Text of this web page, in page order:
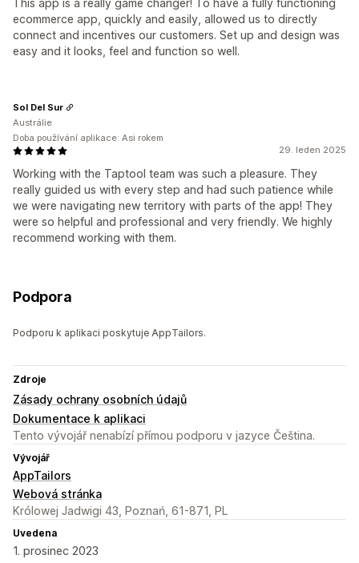
This app is a really game changer! To have a fully functioning
ecommerce app, quickly and easily, allowed us to directly
connect and incentives our customers. Set up and design was
easy and it looks, feel and function so well.
29. leden 2025
Working with the Taptool team was such a pleasure. They
really guided us with every step and had such patience while
we were navigating new territory with parts of the app! They
were so helpful and professional and very friendly. We highly
recommend working with them.
Sol Del Sur
Austrálie
Doba používání aplikace: Asi rokem
Podpora
Podporu k aplikaci poskytuje AppTailors.
Zdroje
Zásady ochrany osobních údajů
Dokumentace k aplikaci
Tento vývojář nenabízí přímou podporu v jazyce Čeština.
Vývojář
AppTailors
Webová stránka
Królowej Jadwigi 43, Poznań, 61-871, PL
Uvedena
1. prosinec 2023